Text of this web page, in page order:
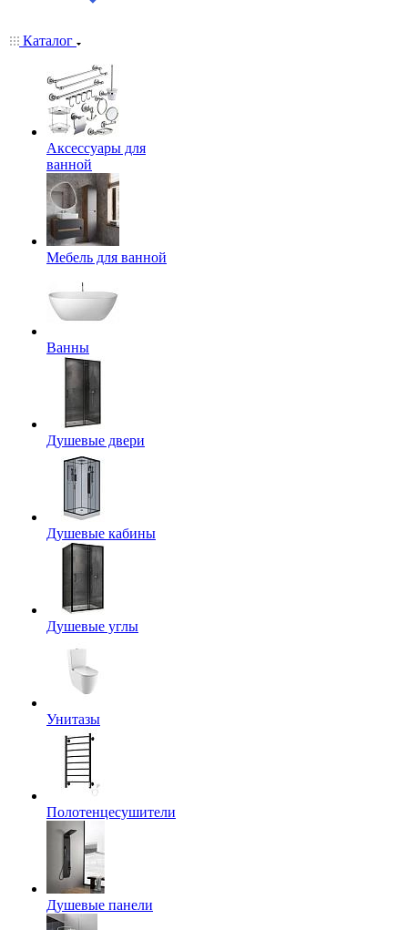
Каталог
Аксессуары для
ванной
Мебель для ванной
Ванны
Душевые двери
Душевые кабины
Душевые углы
Унитазы
Полотенцесушители
Душевые панели